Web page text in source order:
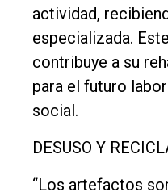
actividad,
especializada.
contribuye a su
para el futuro
social.
DESUSO Y
“Los artefactos